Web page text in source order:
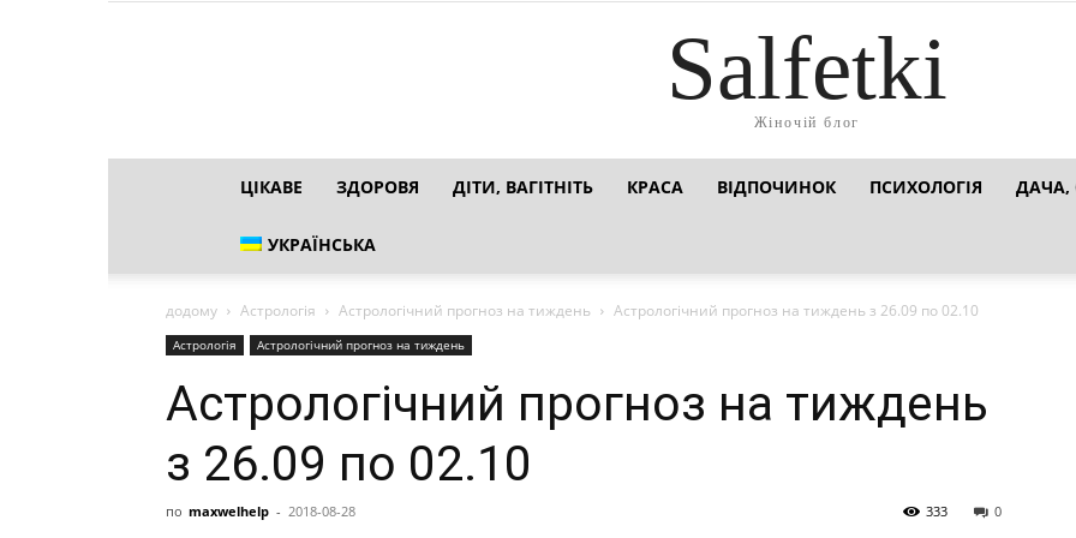
Salfetki
Жіночій блог
ЦІКАВЕ ЗДОРОВЯ ДІТИ, ВАГІТНІТЬ КРАСА ВІДПОЧИНОК ПСИХОЛОГІЯ ДАЧА,
УКРАЇНСЬКА
додому Астрологія Астрологічний прогноз на тиждень Астрологічний прогноз на тиждень з 26.09 по 02.10
Астрологія Астрологічний прогноз на тиждень
Астрологічний прогноз на тиждень
з 26.09 по 02.10
по maxwelhelp - 2018-08-28 0
333